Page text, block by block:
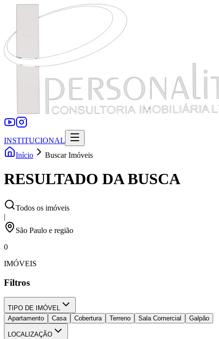
INSTITUCIONAL
Início
Buscar Imóveis
RESULTADO DA BUSCA
Todos os imóveis
|
São Paulo e região
0
IMÓVEIS
Filtros
TIPO DE IMÓVEL
Apartamento
Casa Cobertura Terreno Sala Comercial Galpão
LOCALIZAÇÃO